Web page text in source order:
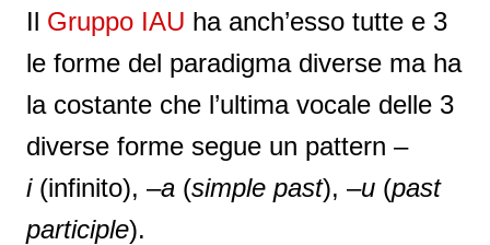
Il Gruppo IAU ha anch’esso tutte e 3
le forme del paradigma diverse ma ha
la costante che l’ultima vocale delle 3
diverse forme segue un pattern –
i(infinito), –a (simple past), –u (past
participle).